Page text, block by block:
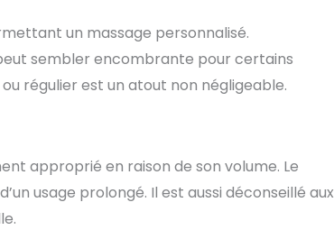
vous permet de l'utiliser à la maison,
ce qui permet de réduire la
tout en économisant du temps et
vous du bureau à domicile et restez-
pendant que vous travaillez. Il soulage
en position assise pendant de
un massage personnalisé.
sembler encombrante pour certains
régulier est un atout non négligeable.
approprié en raison de son volume. Le
usage prolongé. Il est aussi déconseillé aux